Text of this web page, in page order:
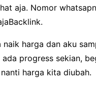
aja. Nomor
naik harga dan aku
progress sekian,
harga kita diubah.